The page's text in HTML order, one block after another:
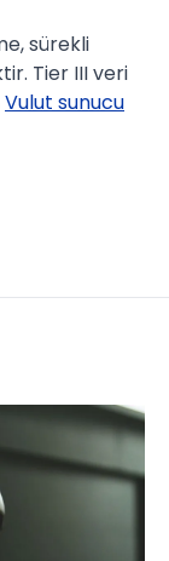
sürekli
Tier III veri
Vulut sunucu